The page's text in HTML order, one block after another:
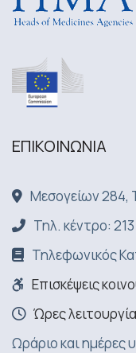
ΕΠΙΚΟΙΝΩΝΙA
Μεσογείων 284,
Τηλ. κέντρο:
Τηλεφωνικός
Επισκέψεις
Ώρες
Ωράριο και ημέρες